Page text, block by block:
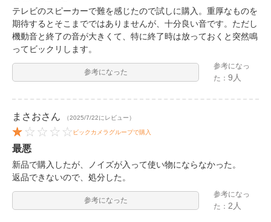
テレビのスピーカーで難を感じたので試しに購入。重厚なものを
期待するとそこまでではありませんが、十分良い音です。ただし
機動音と終了の音が大きくて、特に終了時は放っておくと突然鳴
ってビックリします。
参考になった
参考になっ
た：9人
まさおさん （2025/7/22にレビュー）
ビックカメラグループで購入
最悪
新品で購入したが、ノイズが入って使い物にならなかった。
返品できないので、処分した。
参考になった
参考になっ
た：2人